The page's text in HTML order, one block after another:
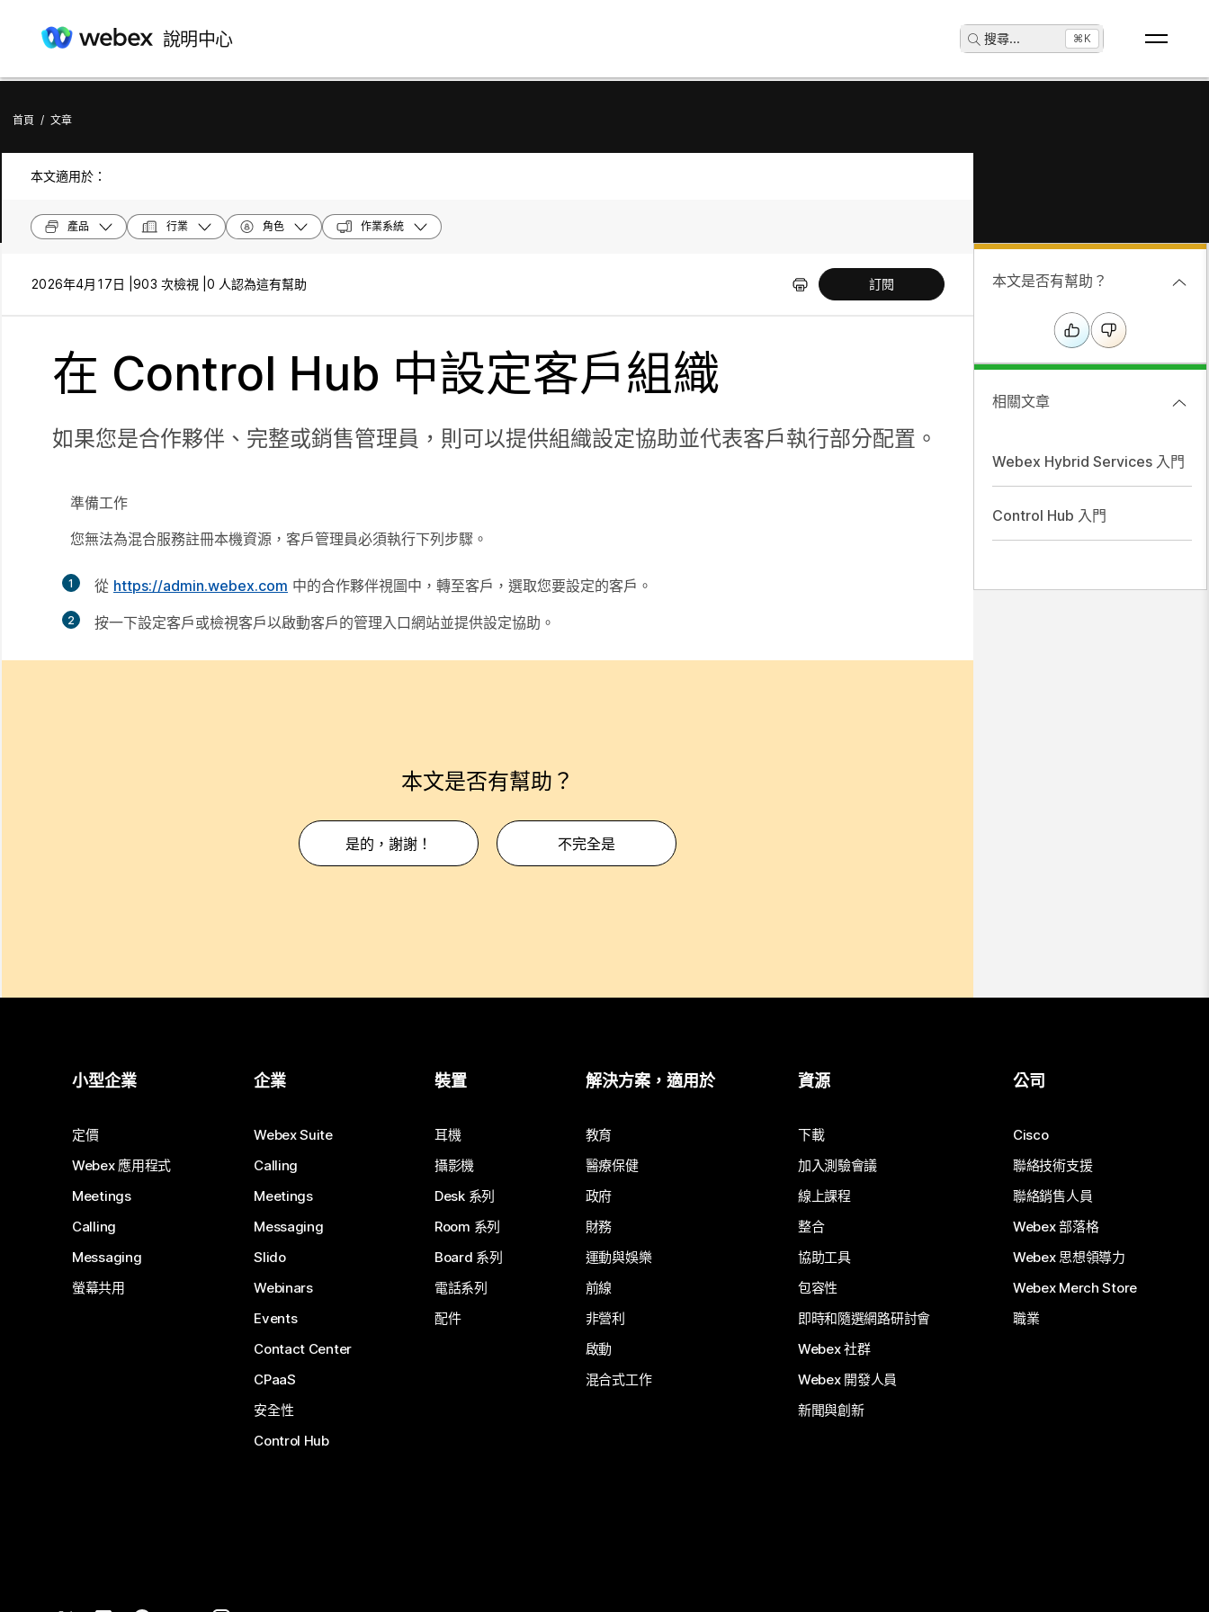
說明中心 搜尋... ⌘K
首頁 / 文章
本文適用於：
產品 行業 角色 作業系統
2026年4月17日 | 903 次檢視 | 0 人認為這有幫助 訂閱
在 Control Hub 中設定客戶組織
如果您是合作夥伴、完整或銷售管理員，則可以提供組織設定協助並代表客戶執行部分配置。
準備工作
您無法為混合服務註冊本機資源，客戶管理員必須執行下列步驟。
1 從 https://admin.webex.com 中的合作夥伴視圖中，轉至客戶 ，選取您要設定的客戶。
2 按一下設定客戶或檢視客戶以啟動客戶的管理入口網站並提供設定協助。
本文是否有幫助？
是的，謝謝！ 不完全是
本文是否有幫助？
相關文章
Webex Hybrid Services 入門
Control Hub 入門
小型企業
定價
Webex 應用程式
Meetings
Calling
Messaging
螢幕共用
企業
Webex Suite
Calling
Meetings
Messaging
Slido
Webinars
Events
Contact Center
CPaaS
安全性
Control Hub
裝置
耳機
攝影機
Desk 系列
Room 系列
Board 系列
電話系列
配件
解決方案，適用於
教育
醫療保健
政府
財務
運動與娛樂
前線
非營利
啟動
混合式工作
資源
下載
加入測驗會議
線上課程
整合
協助工具
包容性
即時和隨選網路研討會
Webex 社群
Webex 開發人員
新聞與創新
公司
Cisco
聯絡技術支援
聯絡銷售人員
Webex 部落格
Webex 思想領導力
Webex Merch Store
職業